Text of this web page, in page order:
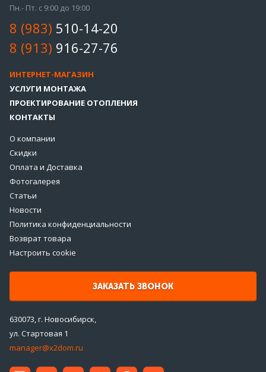
Пн.- Пт. с 9:00 до 19:00
8 (983) 510-14-20
8 (913) 916-27-76
ИНТЕРНЕТ-МАГАЗИН
УСЛУГИ МОНТАЖА
ПРОЕКТИРОВАНИЕ ОТОПЛЕНИЯ
КОНТАКТЫ
О компании
Скидки
Оплата и Доставка
Фотогалерея
Статьи
Новости
Политика конфиденциальности
Возврат товара
Настроить cookie
ЗАКАЗАТЬ ЗВОНОК
630073, г. Новосибирск,
ул. Стартовая 1
manager@x2dom.ru